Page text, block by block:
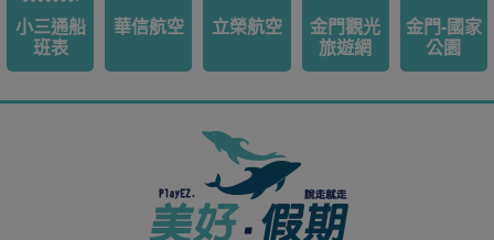
小三通船
班表
華信航空 立榮航空
金門觀光
旅遊網
金門-國家
公園